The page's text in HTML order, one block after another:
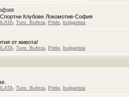
Клубове Локомотив-София
Turo_Bufera Pride bulgarista
от живота!
Turo_Bufera Pride bulgarista
Turo_Bufera Pride bulgarista